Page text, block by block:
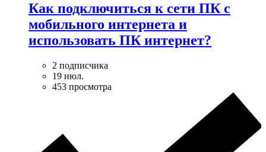
Как подключиться к сети ПК с
мобильного интернета и
использовать ПК интернет?
2 подписчика
19 июл.
453 просмотра